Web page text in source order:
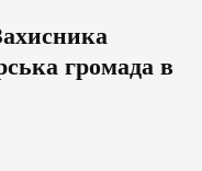
громада в